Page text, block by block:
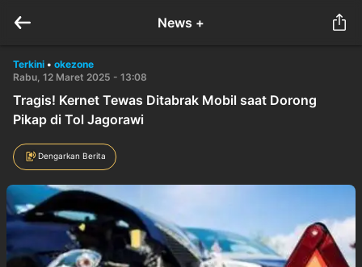
News +
Terkini • okezone
Rabu, 12 Maret 2025 - 13:08
Tragis! Kernet Tewas Ditabrak Mobil saat Dorong
Pikap di Tol Jagorawi
Dengarkan Berita